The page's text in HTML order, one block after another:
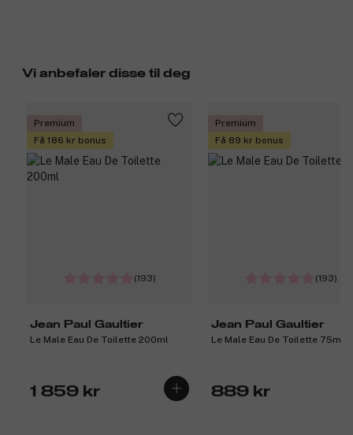
Vi anbefaler disse til deg
Premium
Få 186 kr bonus
(193)
Jean Paul Gaultier
Le Male Eau De Toilette 200ml
1 859 kr
Premium
Få 89 kr bonus
(193)
Jean Paul Gaultier
Le Male Eau De Toilette 75ml
889 kr